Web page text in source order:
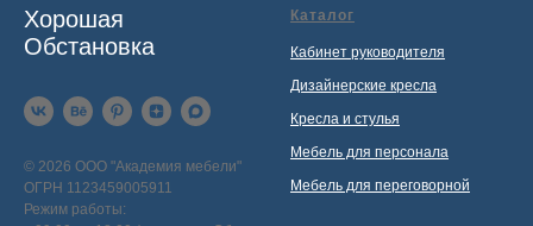
Хорошая
Обстановка
© 2026 ООО "Академия мебели"
ОГРН 1123459005911
Режим работы:
Каталог
Кабинет руководителя
Дизайнерские кресла
Кресла и стулья
Мебель для персонала
Мебель для переговорной